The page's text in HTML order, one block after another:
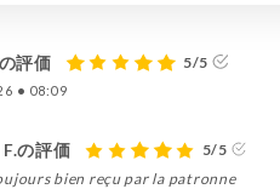
評価 5/5
• 08:09
の評価
5/5
bien reçu par la patronne